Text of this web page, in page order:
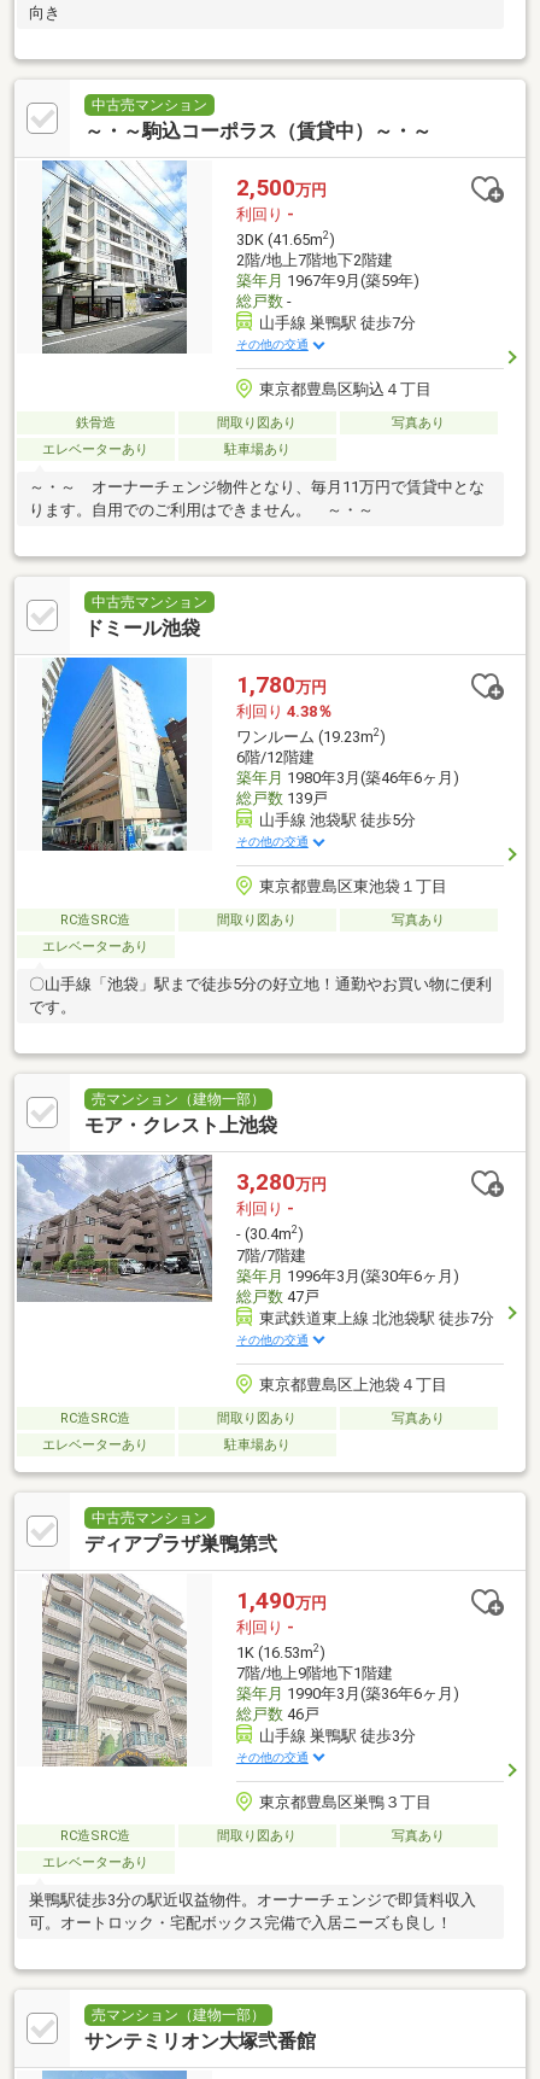
向き
中古売マンション
～・～駒込コーポラス（賃貸中）～・～
2,500万円
利回り -
3DK (41.65m2)
2階/地上7階地下2階建
築年月 1967年9月(築59年)
総戸数-
山手線 巣鴨駅 徒歩7分
その他の交通
東京都豊島区駒込４丁目
鉄骨造 間取り図あり
写真あり
エレベーターあり
駐車場あり
～・～ オーナーチェンジ物件となり、毎月11万円で賃貸中とな
ります。自用でのご利用はできません。 ～・～
中古売マンション
ドミール池袋
1,780万円
利回り 4.38％
ワンルーム (19.23m2)
6階/12階建
築年月 1980年3月(築46年6ヶ月)
総戸数139戸
山手線 池袋駅 徒歩5分
その他の交通
東京都豊島区東池袋１丁目
RC造SRC造 間取り図あり
写真あり
エレベーターあり
〇山手線「池袋」駅まで徒歩5分の好立地！通勤やお買い物に便利
です。
売マンション（建物一部）
モア・クレスト上池袋
3,280万円
利回り -
- (30.4m2)
7階/7階建
築年月 1996年3月(築30年6ヶ月)
総戸数47戸
東武鉄道東上線 北池袋駅 徒歩7分
その他の交通
東京都豊島区上池袋４丁目
RC造SRC造 間取り図あり
写真あり
エレベーターあり
駐車場あり
中古売マンション
ディアプラザ巣鴨第弐
1,490万円
利回り -
1K (16.53m2)
7階/地上9階地下1階建
築年月 1990年3月(築36年6ヶ月)
総戸数46戸
山手線 巣鴨駅 徒歩3分
その他の交通
東京都豊島区巣鴨３丁目
RC造SRC造 間取り図あり
写真あり
エレベーターあり
巣鴨駅徒歩3分の駅近収益物件。オーナーチェンジで即賃料収入
可。オートロック・宅配ボックス完備で入居ニーズも良し！
売マンション（建物一部）
サンテミリオン大塚弐番館